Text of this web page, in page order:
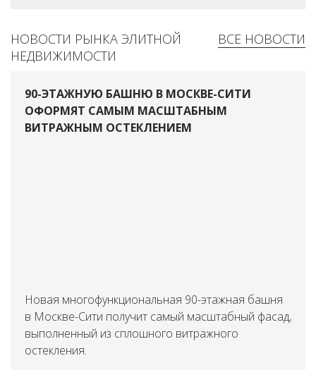
ВСЕ НОВОСТИ
НОВОСТИ РЫНКА ЭЛИТНОЙ
НЕДВИЖИМОСТИ
90-ЭТАЖНУЮ БАШНЮ В МОСКВЕ-СИТИ
ОФОРМЯТ САМЫМ МАСШТАБНЫМ
ВИТРАЖНЫМ ОСТЕКЛЕНИЕМ
Новая многофункциональная 90-этажная башня
в Москве-Сити получит самый масштабный фасад,
выполненный из сплошного витражного
остекления.